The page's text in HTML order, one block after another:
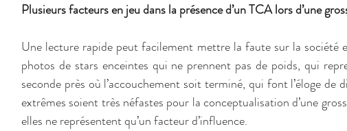
Plusieurs facteurs en jeu dans la présence d’un TCA lors d’une
Une lecture rapide peut facilement mettre la faute sur la société
photos de stars enceintes qui ne prennent pas de poids, qui
seconde près où l’accouchement soit terminé, qui font l’éloge de
extrêmes soient très néfastes pour la conceptualisation d’une
elles ne représentent qu’un facteur d’influence.